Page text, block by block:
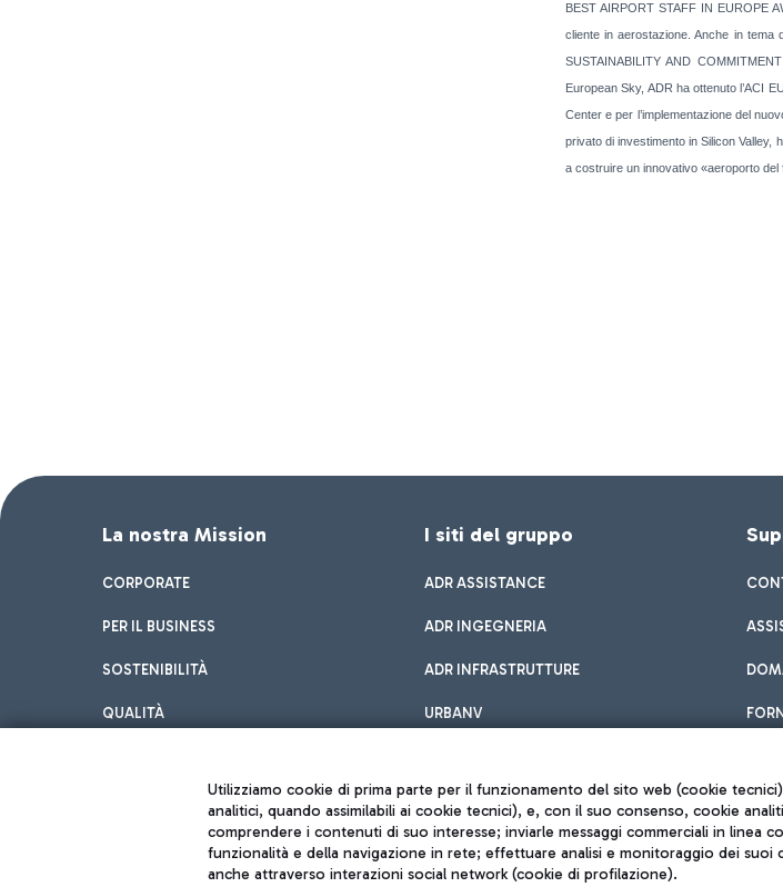
BEST AIRPORT STAFF IN EUROPE
cliente in aerostazione. Anche in tema
SUSTAINABILITY AND
European Sky, ADR ha ottenuto l’ACI
Center e per l’implementazione del
privato di investimento in Silicon Valley,
a costruire un innovativo «aeroporto del
La nostra Mission
CORPORATE
PER IL BUSINESS
SOSTENIBILITÀ
QUALITÀ
I siti del gruppo
ADR ASSISTANCE
ADR INGEGNERIA
ADR INFRASTRUTTURE
URBANV
Utilizziamo cookie di prima parte per il funzionamento del sito web (cookie
analitici, quando assimilabili ai cookie tecnici), e, con il suo consenso, cookie
comprendere i contenuti di suo interesse; inviarle messaggi commerciali in linea
funzionalità e della navigazione in rete; effettuare analisi e monitoraggio dei
anche attraverso interazioni social network (cookie di profilazione).